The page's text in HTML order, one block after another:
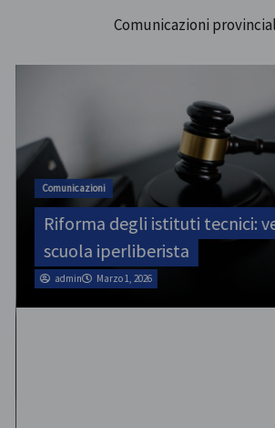
Comunicazioni
Comunicazioni
Riforma degli istituti tecnici:
scuola iperliberista
admin Marzo 1, 2026